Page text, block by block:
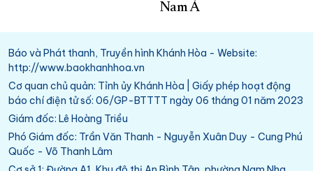
Nam Á
Báo và Phát thanh, Truyền hình Khánh Hòa - Website:
http://www.baokhanhhoa.vn
Cơ quan chủ quản: Tỉnh ủy Khánh Hòa | Giấy phép hoạt động
báo chí điện tử số: 06/GP-BTTTT ngày 06 tháng 01 năm 2023
Giám đốc: Lê Hoàng Triều
Phó Giám đốc: Trần Văn Thanh - Nguyễn Xuân Duy - Cung Phú
Quốc - Võ Thanh Lâm